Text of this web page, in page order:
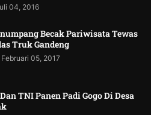
04, 2016
Becak Pariwisata Tewas
Truk Gandeng
05, 2017
TNI Panen Padi Gogo Di Desa